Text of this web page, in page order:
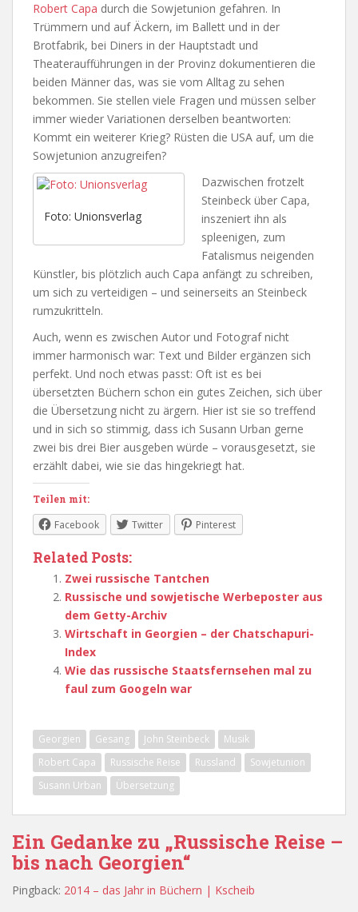
Robert Capa durch die Sowjetunion gefahren. In
Trümmern und auf Äckern, im Ballett und in der
Brotfabrik, bei Diners in der Hauptstadt und
Theateraufführungen in der Provinz dokumentieren die
beiden Männer das, was sie vom Alltag zu sehen
bekommen. Sie stellen viele Fragen und müssen selber
immer wieder Variationen derselben beantworten:
Kommt ein weiterer Krieg? Rüsten die USA auf, um die
Sowjetunion anzugreifen?
Foto: Unionsverlag
Dazwischen frotzelt
Steinbeck über Capa,
inszeniert ihn als
spleenigen, zum
Fatalismus neigenden
Künstler, bis plötzlich auch Capa anfängt zu schreiben,
um sich zu verteidigen – und seinerseits an Steinbeck
rumzukritteln.
Auch, wenn es zwischen Autor und Fotograf nicht
immer harmonisch war: Text und Bilder ergänzen sich
perfekt. Und noch etwas passt: Oft ist es bei
übersetzten Büchern schon ein gutes Zeichen, sich über
die Übersetzung nicht zu ärgern. Hier ist sie so treffend
und in sich so stimmig, dass ich Susann Urban gerne
zwei bis drei Bier ausgeben würde – vorausgesetzt, sie
erzählt dabei, wie sie das hingekriegt hat.
Teilen mit:
Facebook Twitter Pinterest
Related Posts:
Zwei russische Tantchen
Russische und sowjetische Werbeposter aus
dem Getty-Archiv
Wirtschaft in Georgien – der Chatschapuri-
Index
Wie das russische Staatsfernsehen mal zu
faul zum Googeln war
Georgien Gesang John Steinbeck
Musik
Robert Capa
Russische Reise Russland
Sowjetunion
Susann Urban
Übersetzung
Ein Gedanke zu „Russische Reise –
bis nach Georgien“
Pingback: 2014 – das Jahr in Büchern | Kscheib